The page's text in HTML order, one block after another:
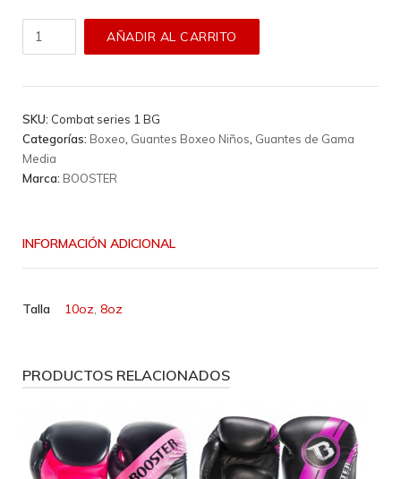
Guantes
Combat
1
BG
cantidad
AÑADIR AL CARRITO
SKU: Combat series 1 BG
Categorías: Boxeo Guantes Boxeo Niños Guantes de Gama
Media
Marca: BOOSTER
INFORMACIÓN ADICIONAL
Talla 10oz 8oz
PRODUCTOS RELACIONADOS